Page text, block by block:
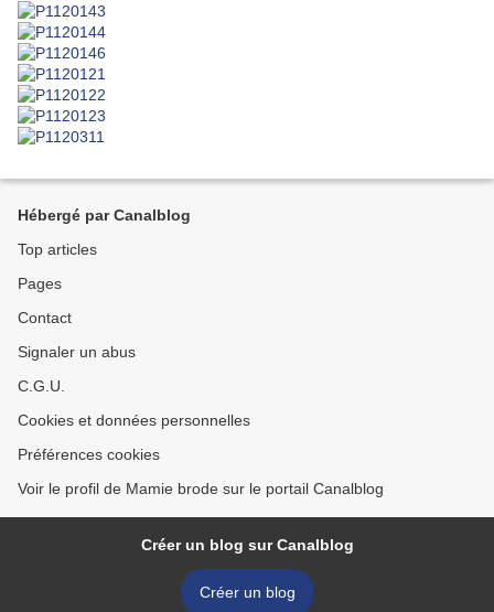
Hébergé par Canalblog
Top articles
Pages
Contact
Signaler un abus
C.G.U.
Cookies et données personnelles
Préférences cookies
Voir le profil de Mamie brode sur le portail Canalblog
Créer un blog sur Canalblog
Créer un blog